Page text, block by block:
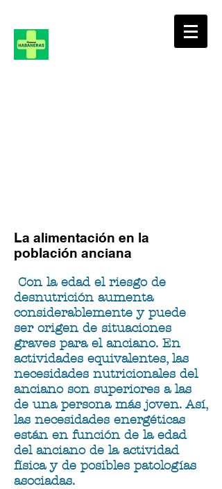
La alimentación en la
población anciana
Con la edad el riesgo de
desnutrición aumenta
considerablemente y puede
ser origen de situaciones
graves para el anciano. En
actividades equivalentes, las
necesidades nutricionales del
anciano son superiores a las
de una persona más joven. Así,
las necesidades energéticas
están en función de la edad
del anciano de la actividad
física y de posibles patologías
asociadas.